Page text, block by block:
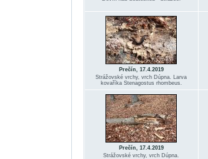
Prečín, 17.4.2019
Strážovské vrchy, vrch Dúpna. Larva
kovaříka Stenagostus rhombeus.
Prečín, 17.4.2019
Strážovské vrchy, vrch Dúpna.